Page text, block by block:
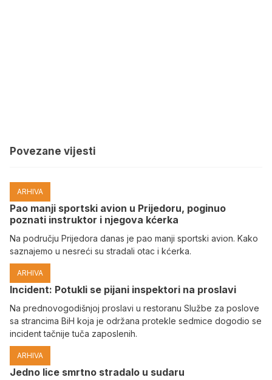
Povezane vijesti
ARHIVA
Pao manji sportski avion u Prijedoru, poginuo
poznati instruktor i njegova kćerka
Na području Prijedora danas je pao manji sportski avion. Kako
saznajemo u nesreći su stradali otac i kćerka.
ARHIVA
Incident: Potukli se pijani inspektori na proslavi
Na prednovogodišnjoj proslavi u restoranu Službe za poslove
sa strancima BiH koja je održana protekle sedmice dogodio se
incident tačnije tuča zaposlenih.
ARHIVA
Јedno lice smrtno stradalo u sudaru